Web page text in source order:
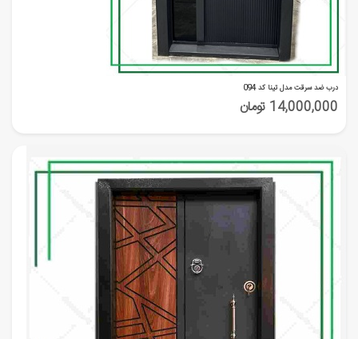
درب ضد سرقت مدل تینا کد 094
14,000,000 تومان